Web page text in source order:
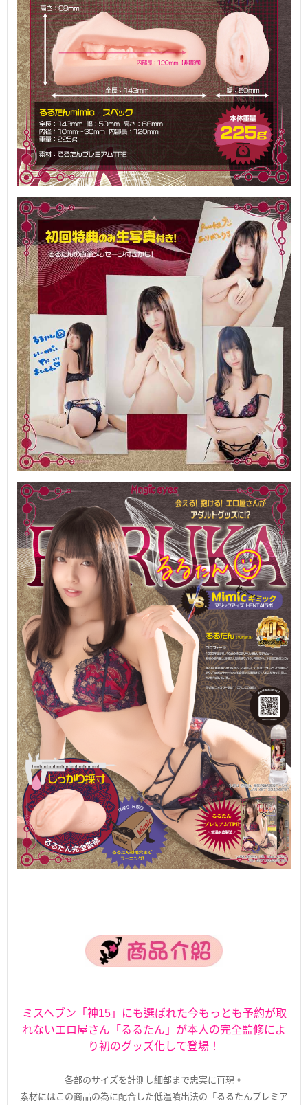
ミスヘブン「神15」にも選ばれた今もっとも予約が取
れないエロ屋さん「るるたん」が本人の完全監修によ
り初のグッズ化して登場！
各部のサイズを計測し細部まで忠実に再現。
素材にはこの商品の為に配合した低温噴出法の「るるたんプレミア